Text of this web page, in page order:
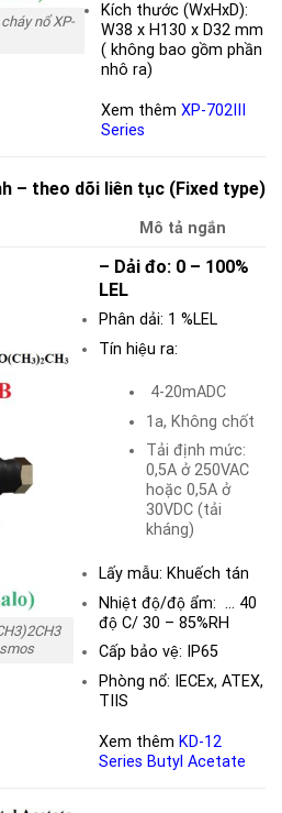
nổ XP-
Kích thước (WxHxD):
W38 x H130 x D32 mm
( không bao gồm phần
nhô ra)
Xem thêm XP-702III
Series
– theo dõi liên tục (Fixed type)
Mô tả ngắn
– Dải đo: 0 – 100%
LEL
Phân dải: 1 %LEL
Tín hiệu ra:
4-20mADC
1a, Không chốt
Tải định mức:
0,5A ở 250VAC
hoặc 0,5A ở
30VDC (tải
kháng)
Lấy mẫu: Khuếch tán
Nhiệt độ/độ ẩm: … 40
độ C/ 30 – 85%RH
Cấp bảo vệ: IP65
Phòng nổ: IECEx, ATEX,
TIIS
Xem thêm KD-12
Series Butyl Acetate